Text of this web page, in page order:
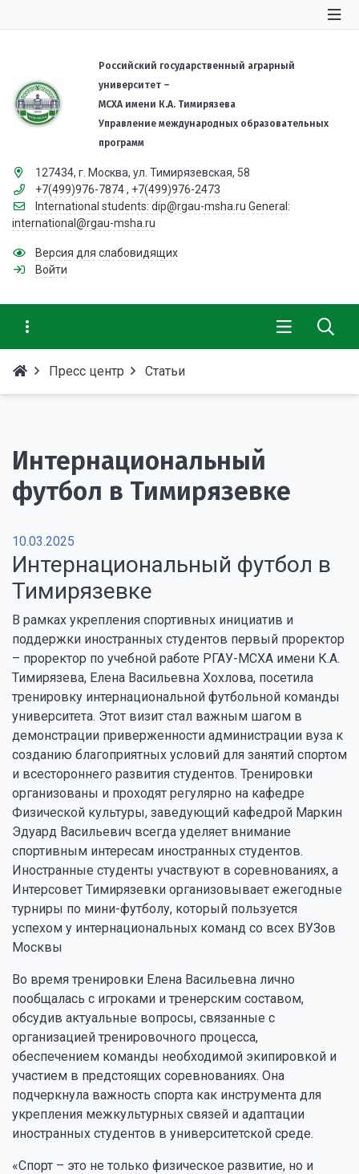
Российский государственный аграрный
университет –
МСХА имени К.А. Тимирязева
Управление международных образовательных
программ
127434, г. Москва, ул. Тимирязевская, 58
+7(499)976-7874 , +7(499)976-2473
International students: dip@rgau-msha.ru General:
international@rgau-msha.ru
Версия для слабовидящих
Войти
Пресс центр Статьи
Интернациональный
футбол в Тимирязевке
10.03.2025
Интернациональный футбол в
Тимирязевке
В рамках укрепления спортивных инициатив и
поддержки иностранных студентов первый проректор
– проректор по учебной работе РГАУ-МСХА имени К.А.
Тимирязева, Елена Васильевна Хохлова, посетила
тренировку интернациональной футбольной команды
университета. Этот визит стал важным шагом в
демонстрации приверженности администрации вуза к
созданию благоприятных условий для занятий спортом
и всестороннего развития студентов. Тренировки
организованы и проходят регулярно на кафедре
Физической культуры, заведующий кафедрой Маркин
Эдуард Васильевич всегда уделяет внимание
спортивным интересам иностранных студентов.
Иностранные студенты участвуют в соревнованиях, а
Интерсовет Тимирязевки организовывает ежегодные
турниры по мини-футболу, который пользуется
успехом у интернациональных команд со всех ВУЗов
Москвы
Во время тренировки Елена Васильевна лично
пообщалась с игроками и тренерским составом,
обсудив актуальные вопросы, связанные с
организацией тренировочного процесса,
обеспечением команды необходимой экипировкой и
участием в предстоящих соревнованиях. Она
подчеркнула важность спорта как инструмента для
укрепления межкультурных связей и адаптации
иностранных студентов в университетской среде.
«Спорт – это не только физическое развитие, но и